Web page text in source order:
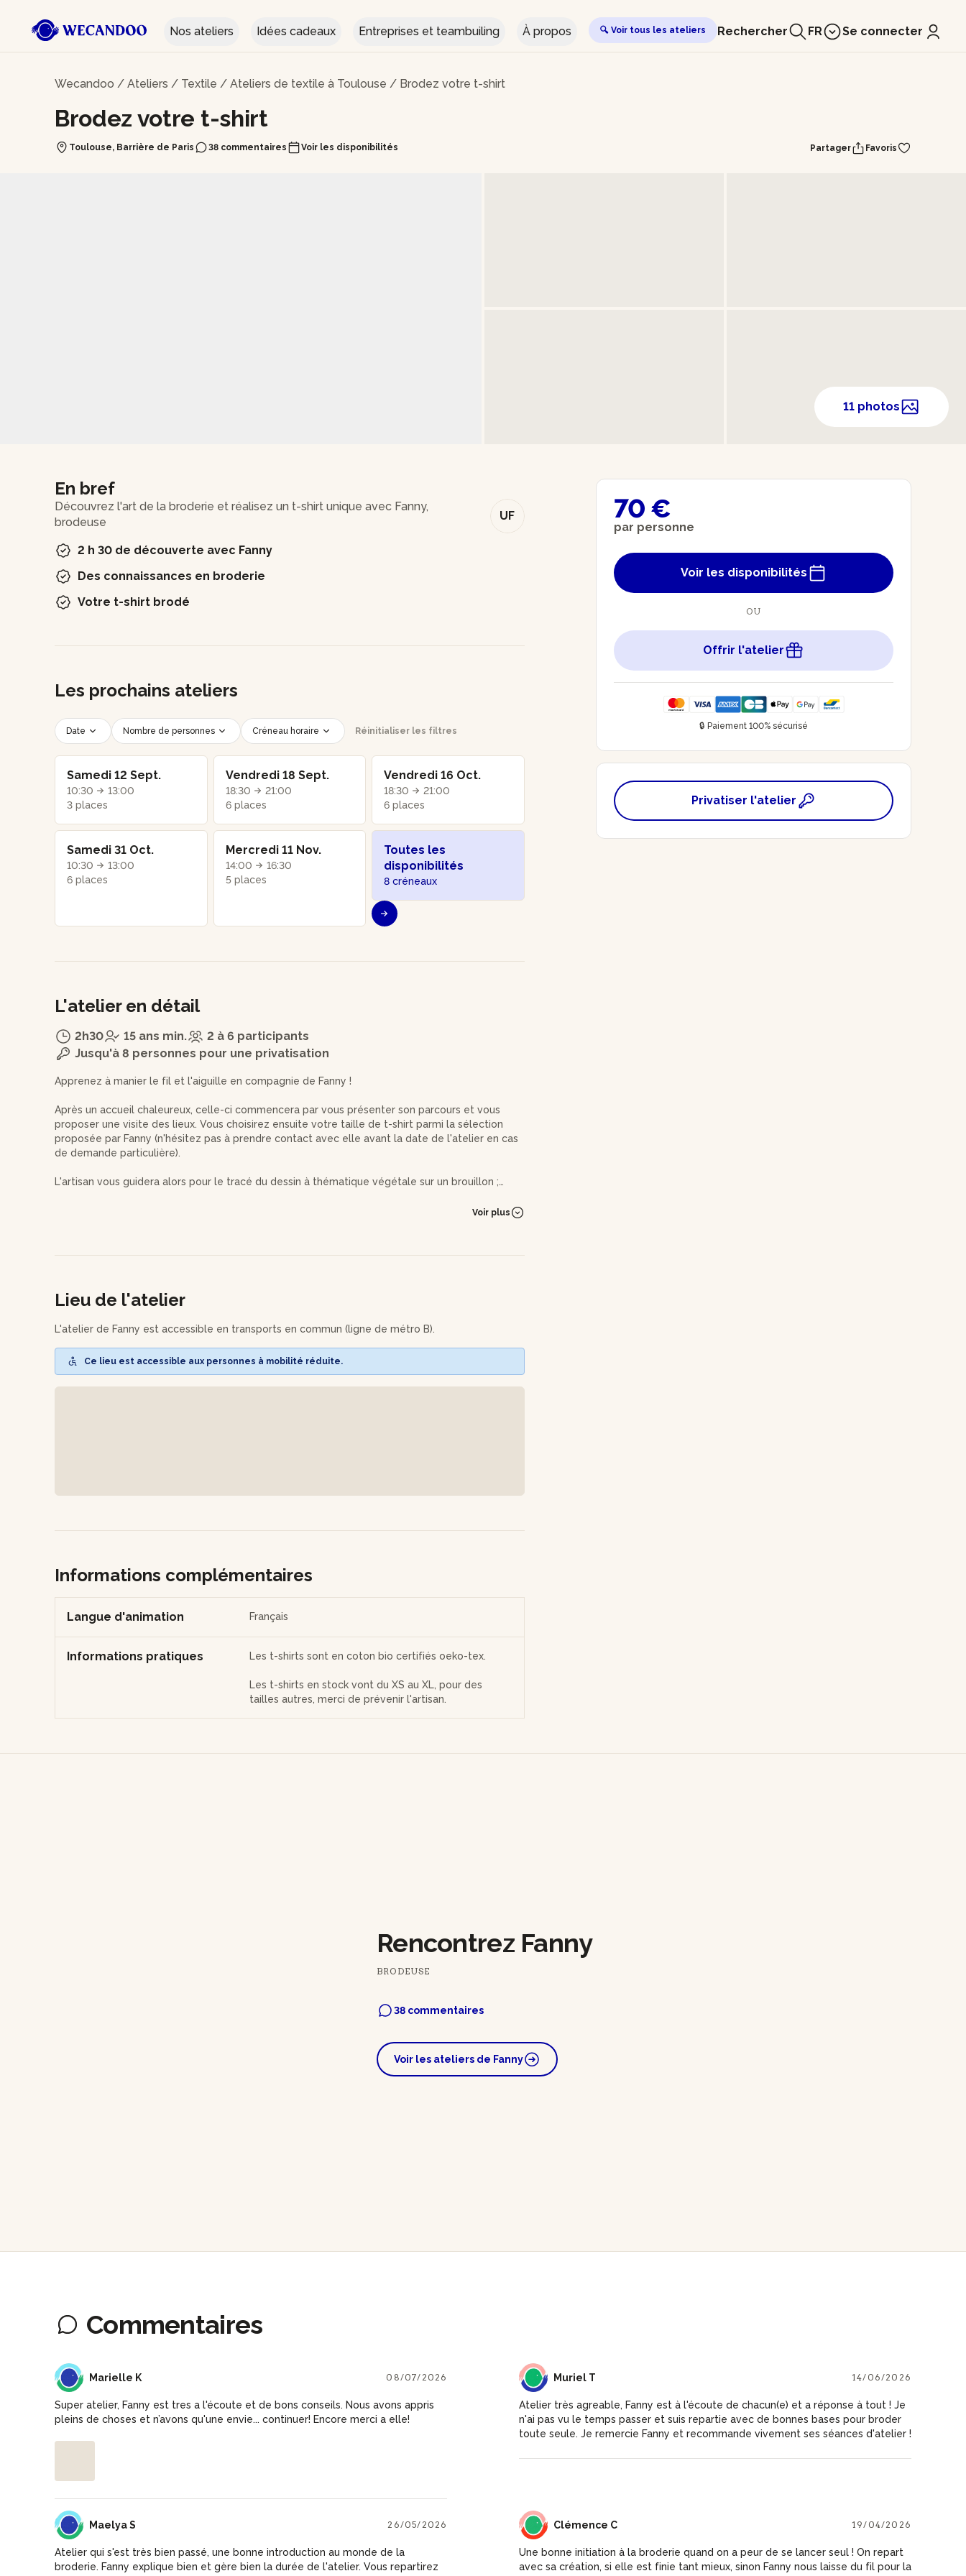
Nos ateliers Idées cadeaux Entreprises et teambuiling À propos 🔍 Voir tous les ateliers Rechercher FR Se connecter
Wecandoo / Ateliers / Textile / Ateliers de textile à Toulouse / Brodez votre t-shirt
Brodez votre t-shirt
Toulouse, Barrière de Paris 38 commentaires Voir les disponibilités Partager Favoris
11 photos
En bref
UF
Découvrez l'art de la broderie et réalisez un t-shirt unique avec Fanny,
brodeuse
2 h 30 de découverte avec Fanny
Des connaissances en broderie
Votre t-shirt brodé
Les prochains ateliers
Date Nombre de personnes Créneau horaire Réinitialiser les filtres
Samedi 12 Sept.
10:30
13:00
3 places
Vendredi 18 Sept.
18:30
21:00
6 places
Vendredi 16 Oct.
18:30
21:00
6 places
Samedi 31 Oct.
10:30
13:00
6 places
Mercredi 11 Nov.
14:00
16:30
5 places
Toutes les
disponibilités
8 créneaux
L'atelier en détail
2h30 15 ans min.
2 à 6 participants
Jusqu'à 8 personnes pour une privatisation
Apprenez à manier le fil et l'aiguille en compagnie de Fanny !
Après un accueil chaleureux, celle-ci commencera par vous présenter son parcours et vous
proposer une visite des lieux. Vous choisirez ensuite votre taille de t-shirt parmi la sélection
proposée par Fanny (n'hésitez pas à prendre contact avec elle avant la date de l'atelier en cas
de demande particulière).
L'artisan vous guidera alors pour le tracé du dessin à thématique végétale sur un brouillon ;
possible dans le temps imparti. Vous testerez aussi trois points différents pour la broderie : le
Toujours accompagné par Fanny, vous procéderez au traçage du dessin sur le tissu, avant de
Vous repartirez finalement avec votre joli t-shirt 100% personnalisé, qui s'intégrera à merveille
Voir plus
Lieu de l'atelier
L'atelier de Fanny est accessible en transports en commun (ligne de métro B).
Ce lieu est accessible aux personnes à mobilité réduite.
Informations complémentaires
Langue d'animation Français
Informations pratiques Les t-shirts sont en coton bio certifiés oeko-tex.
Les t-shirts en stock vont du XS au XL, pour des
tailles autres, merci de prévenir l'artisan.
70 €
par personne
Voir les disponibilités
OU
Offrir l'atelier
🔒 Paiement 100% sécurisé
Privatiser l'atelier
Rencontrez Fanny
BRODEUSE
38 commentaires
Voir les ateliers de Fanny
Commentaires
MK Marielle K 08/07/2026
Super atelier, Fanny est tres a l'écoute et de bons conseils. Nous avons appris
pleins de choses et n’avons qu'une envie... continuer! Encore merci a elle!
MT Muriel T 14/06/2026
Atelier très agreable, Fanny est à l'écoute de chacun(e) et a réponse à tout ! Je
n'ai pas vu le temps passer et suis repartie avec de bonnes bases pour broder
toute seule. Je remercie Fanny et recommande vivement ses séances d'atelier !
MS Maelya S 26/05/2026
Atelier qui s'est très bien passé, une bonne introduction au monde de la
broderie. Fanny explique bien et gère bien la durée de l'atelier. Vous repartirez
CC Clémence C 19/04/2026
Une bonne initiation à la broderie quand on a peur de se lancer seul ! On repart
avec sa création, si elle est finie tant mieux, sinon Fanny nous laisse du fil pour la